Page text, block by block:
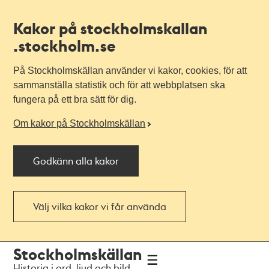
Kakor på stockholmskallan
.stockholm.se
På Stockholmskällan använder vi kakor, cookies, för att
sammanställa statistik och för att webbplatsen ska
fungera på ett bra sätt för dig.
Om kakor på Stockholmskällan
Godkänn alla kakor
Välj vilka kakor vi får använda
navigationen
huvudinnehållet
Stockholmskällan